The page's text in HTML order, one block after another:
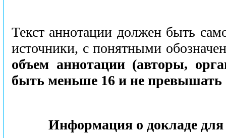
Текст аннотации должен быть
источники, с понятными
объем аннотации (авторы,
быть меньше 16 и не превышать
Информация о докладе